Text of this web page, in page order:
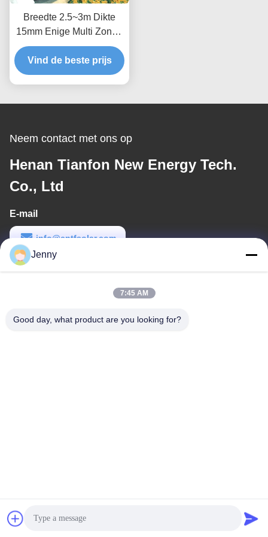
Breedte 2.5~3m Dikte
15mm Enige Multi Zonne
Photovoltaic Carport
Vind de beste prijs
Neem contact met ons op
Henan Tianfon New Energy Tech.
Co., Ltd
E-mail
info@cntfsolar.com
Werktijd
Jenny
7:45 AM
Good day, what product are you looking for?